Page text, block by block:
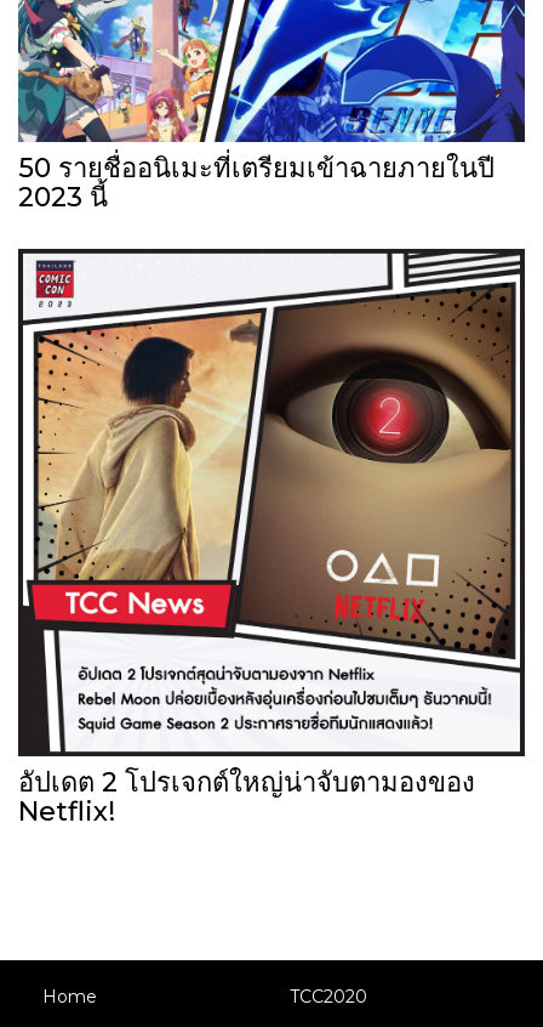
50 รายชื่ออนิเมะที่เตรียมเข้าฉายภายในปี
2023 นี้
อัปเดต 2 โปรเจกต์ใหญ่น่าจับตามองของ
Netflix!
Home TCC2020